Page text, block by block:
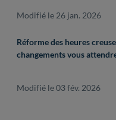
Modifié le 26 jan. 2026
Réforme des heures
changements vous
Modifié le 03 fév. 2026